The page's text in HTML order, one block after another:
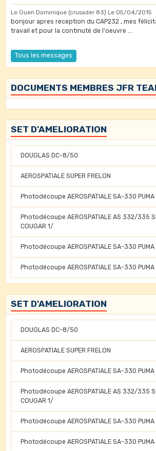
Le Guen Dominique (crusader 83) Le 05/04/2015
bonjour apres reception du CAP232 , mes
travail et pour la continuté de l'oeuvre ...
Tous les messages
DOCUMENTS MEMBRES JFR
SET D'AMELIORATION
DOUGLAS DC-8/50
AEROSPATIALE SUPER FRELON
Photodécoupe AEROSPATIALE SA-330 PUMA
Photodécoupe AEROSPATIALE AS 332/335
COUGAR 1/
Photodécoupe AEROSPATIALE SA-330
Photodécoupe AEROSPATIALE SA-330
SET D'AMELIORATION
DOUGLAS DC-8/50
AEROSPATIALE SUPER FRELON
Photodécoupe AEROSPATIALE SA-330 PUMA
Photodécoupe AEROSPATIALE AS 332/335
COUGAR 1/
Photodécoupe AEROSPATIALE SA-330
Photodécoupe AEROSPATIALE SA-330